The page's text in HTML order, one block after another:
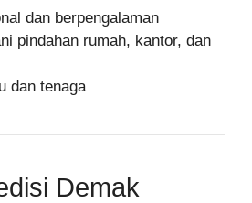
dan berpengalaman
pindahan rumah, kantor, dan
dan tenaga
Demak